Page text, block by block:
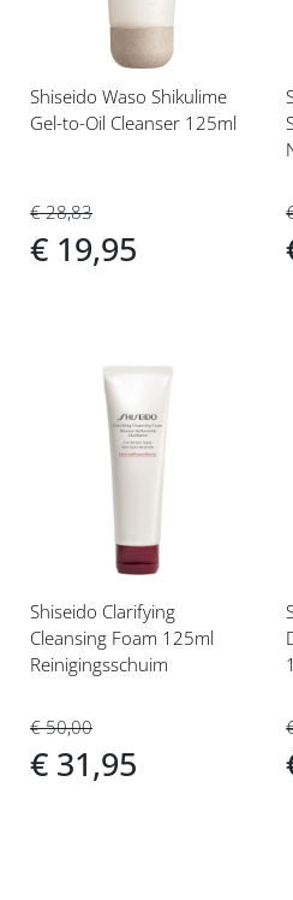
Shiseido Waso Shikulime
Gel-to-Oil Cleanser 125ml
€ 28,83
€ 19,95
verlanglijst
Shiseido Clarifying
Cleansing Foam 125ml
Reinigingsschuim
€ 50,00
€ 31,95